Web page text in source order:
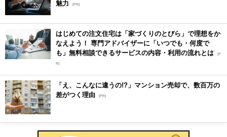
魅力
[PR]
はじめての注文住宅は「家づくりのとびら」で理想をか
なえよう！ 専門アドバイザーに「いつでも・何度で
も」無料相談できるサービスの内容・利用の流れとは [P
R]
「え、こんなに違うの!?」マンション売却で、数百万の
差がつく理由 [PR]